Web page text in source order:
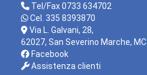
Tel/Fax 0733 634702
Cel. 335 8393870
Via L. Galvani, 28,
62027, San Severino Marche, MC
Facebook
Assistenza clienti